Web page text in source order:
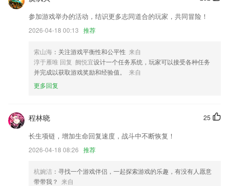
新上线营销功能折扣券，修复已知问题
新增应用内版本更新功能
聊天添加发送收藏功能
联系我们
以上就是鑫网彩的介绍，如果您喜欢这款软件，您可以到应用商店进行打
分评论，说出您的使用经历，以帮助我们更好的对产品进行优化修改。
参加游戏举办的活动，结识更多志同道合的玩家，共同冒险！
2026-04-18 00:13 推荐
索山海 ：关注游戏平衡性和公平性 来自
淳于雁唯 回复 阙悦宜设计一个任务系统，玩家可以接受各种任务
并完成以获取游戏奖励和经验值。
来自
更多回复
25
程林晓
长生项链，增加生命回复速度，战斗中不断恢复！
2026-04-18 08:26 推荐
杭婉洁 ：寻找一个游戏伴侣，一起探索游戏的乐趣，有没有人愿意
带带我？ 来自